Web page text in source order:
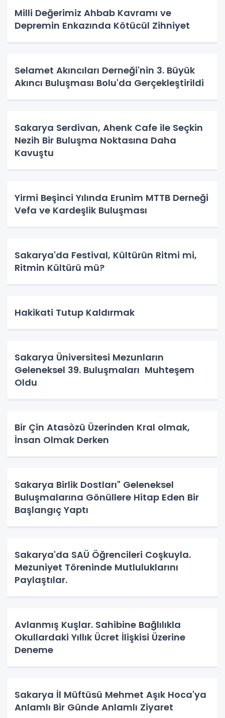
Milli Değerimiz Ahbab Kavramı ve
Depremin Enkazında Kötücül Zihniyet
Selamet Akıncıları Derneği'nin 3. Büyük
Akıncı Buluşması Bolu'da Gerçekleştirildi
Sakarya Serdivan, Ahenk Cafe ile Seçkin
Nezih Bir Buluşma Noktasına Daha
Kavuştu
Yirmi Beşinci Yılında Erunim MTTB Derneği
Vefa ve Kardeşlik Buluşması
Sakarya'da Festival, Kültürün Ritmi mi,
Ritmin Kültürü mü?
Hakikati Tutup Kaldırmak
Sakarya Üniversitesi Mezunların
Geleneksel 39. Buluşmaları Muhteşem
Oldu
Bir Çin Atasòzü Üzerinden Kral olmak,
İnsan Olmak Derken
Sakarya Birlik Dostları" Geleneksel
Buluşmalarına Gönüllere Hitap Eden Bir
Başlangıç Yaptı
Sakarya'da SAÜ Öğrencileri Coşkuyla.
Mezuniyet Töreninde Mutluluklarını
Paylaştılar.
Avlanmış Kuşlar. Sahibine Bağlılıkla
Okullardaki Yıllık Ücret İlişkisi Üzerine
Deneme
Sakarya İl Müftüsü Mehmet Aşık Hoca'ya
Anlamlı Bir Günde Anlamlı Ziyaret